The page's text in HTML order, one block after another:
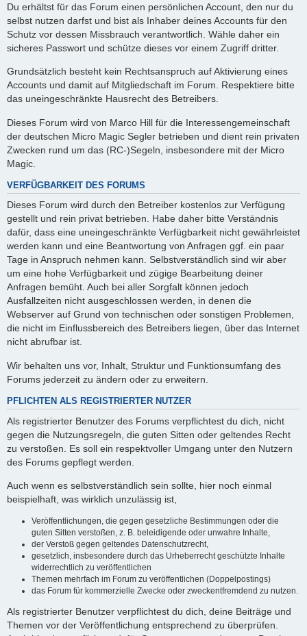
Du erhältst für das Forum einen persönlichen Account, den nur du
selbst nutzen darfst und bist als Inhaber deines Accounts für den
Schutz vor dessen Missbrauch verantwortlich. Wähle daher ein
sicheres Passwort und schütze dieses vor einem Zugriff dritter.
Grundsätzlich besteht kein Rechtsanspruch auf Aktivierung eines
Accounts und damit auf Mitgliedschaft im Forum. Respektiere bitte
das uneingeschränkte Hausrecht des Betreibers.
Dieses Forum wird von Marco Hill für die Interessengemeinschaft
der deutschen Micro Magic Segler betrieben und dient rein privaten
Zwecken rund um das (RC-)Segeln, insbesondere mit der Micro
Magic.
VERFÜGBARKEIT DES FORUMS
Dieses Forum wird durch den Betreiber kostenlos zur Verfügung
gestellt und rein privat betrieben. Habe daher bitte Verständnis
dafür, dass eine uneingeschränkte Verfügbarkeit nicht gewährleistet
werden kann und eine Beantwortung von Anfragen ggf. ein paar
Tage in Anspruch nehmen kann. Selbstverständlich sind wir aber
um eine hohe Verfügbarkeit und zügige Bearbeitung deiner
Anfragen bemüht. Auch bei aller Sorgfalt können jedoch
Ausfallzeiten nicht ausgeschlossen werden, in denen die
Webserver auf Grund von technischen oder sonstigen Problemen,
die nicht im Einflussbereich des Betreibers liegen, über das Internet
nicht abrufbar ist.
Wir behalten uns vor, Inhalt, Struktur und Funktionsumfang des
Forums jederzeit zu ändern oder zu erweitern.
PFLICHTEN ALS REGISTRIERTER NUTZER
Als registrierter Benutzer des Forums verpflichtest du dich, nicht
gegen die Nutzungsregeln, die guten Sitten oder geltendes Recht
zu verstoßen. Es soll ein respektvoller Umgang unter den Nutzern
des Forums gepflegt werden.
Auch wenn es selbstverständlich sein sollte, hier noch einmal
beispielhaft, was wirklich unzulässig ist,
Veröffentlichungen, die gegen gesetzliche Bestimmungen oder die
guten Sitten verstoßen, z. B. beleidigende oder unwahre Inhalte,
der Verstoß gegen geltendes Datenschutzrecht,
gesetzlich, insbesondere durch das Urheberrecht geschützte Inhalte
widerrechtlich zu veröffentlichen
Themen mehrfach im Forum zu veröffentlichen (Doppelpostings)
das Forum für kommerzielle Zwecke oder zweckentfremdend zu nutzen.
Als registrierter Benutzer verpflichtest du dich, deine Beiträge und
Themen vor der Veröffentlichung entsprechend zu überprüfen.